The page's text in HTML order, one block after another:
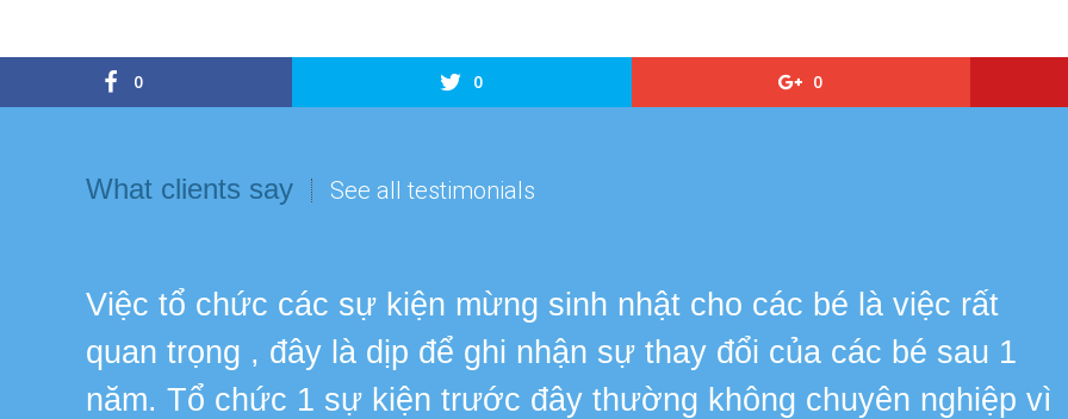
0 0 0
What clients say See all testimonials
Việc tổ chức các sự kiện mừng sinh nhật cho các bé là việc rất
quan trọng , đây là dịp để ghi nhận sự thay đổi của các bé sau 1
năm. Tổ chức 1 sự kiện trước đây thường không chuyên nghiệp vì